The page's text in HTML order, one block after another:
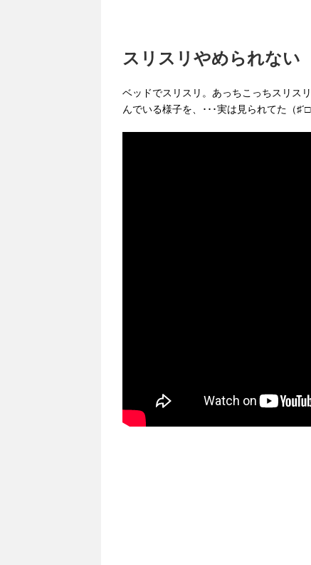
スリスリやめられない
ベッドでスリスリ。あっちこっちスリス
んでいる様子を、･･･実は見られてた（